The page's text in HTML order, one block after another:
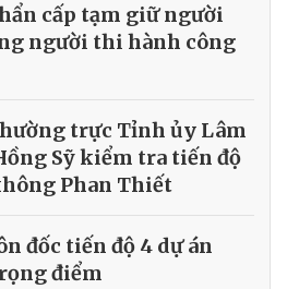
cấp tạm giữ người
người thi hành công
trực Tỉnh ủy Lâm
Sỹ kiểm tra tiến độ
Phan Thiết
đốc tiến độ 4 dự án
điểm